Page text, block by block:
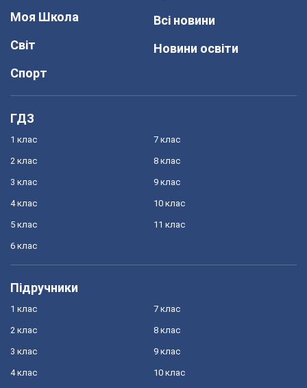
Моя Школа
Світ
Спорт
Всі новини
Новини освіти
ГДЗ
1 клас
2 клас
3 клас
4 клас
5 клас
6 клас
7 клас
8 клас
9 клас
10 клас
11 клас
Підручники
1 клас
2 клас
3 клас
4 клас
7 клас
8 клас
9 клас
10 клас